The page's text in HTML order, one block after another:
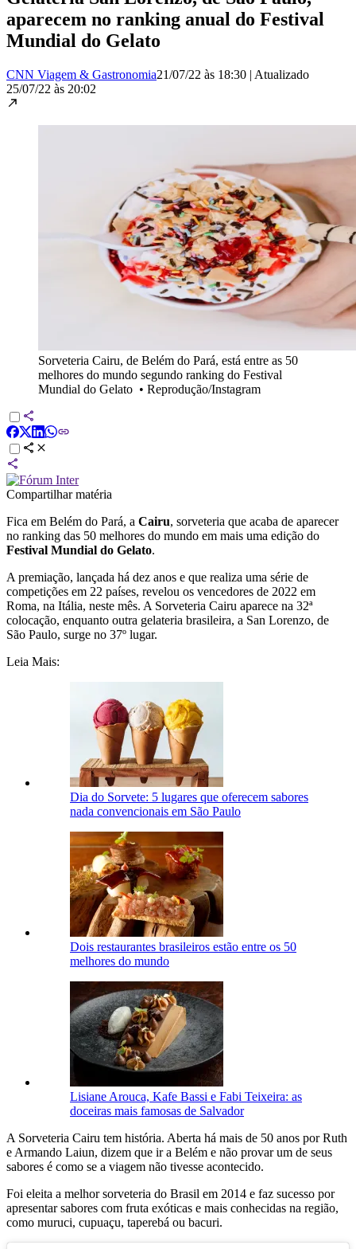
aparecem no ranking anual do Festival
Mundial do Gelato
CNN Viagem & Gastronomia21/07/22 às 18:30 | Atualizado
25/07/22 às 20:02
Sorveteria Cairu, de Belém do Pará, está entre as 50
melhores do mundo segundo ranking do Festival
Mundial do Gelato • Reprodução/Instagram
Compartilhar matéria
Fica em Belém do Pará, a Cairu, sorveteria que acaba de aparecer
no ranking das 50 melhores do mundo em mais uma edição do
Festival Mundial do Gelato.
A premiação, lançada há dez anos e que realiza uma série de
competições em 22 países, revelou os vencedores de 2022 em
Roma, na Itália, neste mês. A Sorveteria Cairu aparece na 32ª
colocação, enquanto outra gelateria brasileira, a San Lorenzo, de
São Paulo, surge no 37º lugar.
Leia Mais:
Dia do Sorvete: 5 lugares que oferecem sabores
nada convencionais em São Paulo
Dois restaurantes brasileiros estão entre os 50
melhores do mundo
Lisiane Arouca, Kafe Bassi e Fabi Teixeira: as
doceiras mais famosas de Salvador
A Sorveteria Cairu tem história. Aberta há mais de 50 anos por Ruth
e Armando Laiun, dizem que ir a Belém e não provar um de seus
sabores é como se a viagem não tivesse acontecido.
Foi eleita a melhor sorveteria do Brasil em 2014 e faz sucesso por
apresentar sabores com fruta exóticas e mais conhecidas na região,
como muruci, cupuaçu, taperebá ou bacuri.